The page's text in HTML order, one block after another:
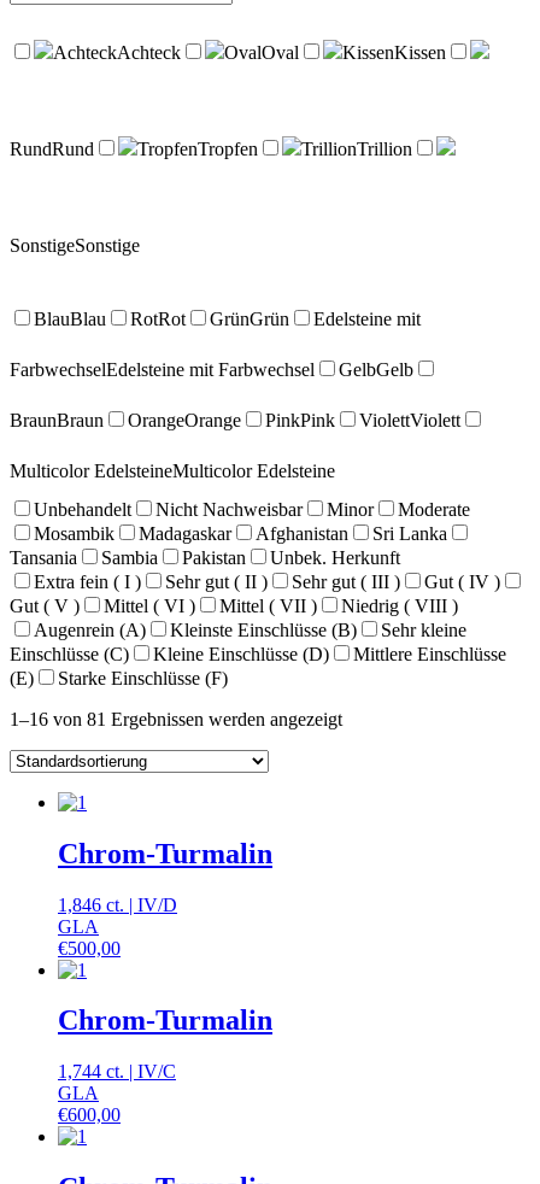
AchteckAchteck OvalOval KissenKissen
RundRund TropfenTropfen TrillionTrillion
SonstigeSonstige
BlauBlau RotRot GrünGrün Edelsteine mit
FarbwechselEdelsteine mit Farbwechsel GelbGelb
BraunBraun OrangeOrange PinkPink ViolettViolett
Multicolor EdelsteineMulticolor Edelsteine
Unbehandelt
Nicht Nachweisbar Minor
Moderate
Mosambik
Madagaskar Afghanistan
Sri Lanka
Tansania
Sambia Pakistan
Unbek. Herkunft
Extra fein ( I )
Sehr gut ( II ) Sehr gut ( III )
Gut ( IV )
Gut ( V )
Mittel ( VI ) Mittel ( VII )
Niedrig ( VIII )
Augenrein (A)
Kleinste Einschlüsse (B)
Sehr kleine
Einschlüsse (C)
Kleine Einschlüsse (D)
Mittlere Einschlüsse
(E)
Starke Einschlüsse (F)
1–16 von 81 Ergebnissen werden angezeigt
Chrom-Turmalin
1,846 ct. | IV/D
GLA
€500,00
Chrom-Turmalin
1,744 ct. | IV/C
GLA
€600,00